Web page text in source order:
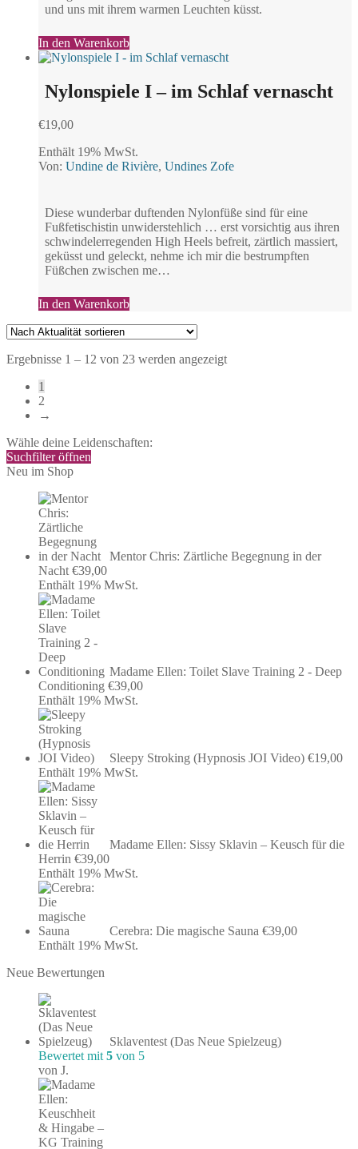
und uns mit ihrem warmen Leuchten küsst.
In den Warenkorb
Nylonspiele I – im Schlaf vernascht
€19,00
Enthält 19% MwSt.
Von: Undine de Rivière, Undines Zofe
Diese wunderbar duftenden Nylonfüße sind für eine
Fußfetischistin unwiderstehlich … erst vorsichtig aus ihren
schwindelerregenden High Heels befreit, zärtlich massiert,
geküsst und geleckt, nehme ich mir die bestrumpften
Füßchen zwischen me…
In den Warenkorb
Ergebnisse 1 – 12 von 23 werden angezeigtNach
1
2
→
Wähle deine Leidenschaften:
Suchfilter öffnen
Neu im Shop
Mentor Chris: Zärtliche Begegnung in der
Nacht €39,00
Enthält 19% MwSt.
Madame Ellen: Toilet Slave Training 2 - Deep
Conditioning €39,00
Enthält 19% MwSt.
Sleepy Stroking (Hypnosis JOI Video) €19,00
Enthält 19% MwSt.
Madame Ellen: Sissy Sklavin – Keusch für die
Herrin €39,00
Enthält 19% MwSt.
Cerebra: Die magische Sauna €39,00
Enthält 19% MwSt.
Neue Bewertungen
Sklaventest (Das Neue Spielzeug)
Bewertet mit5 von 5
von J.